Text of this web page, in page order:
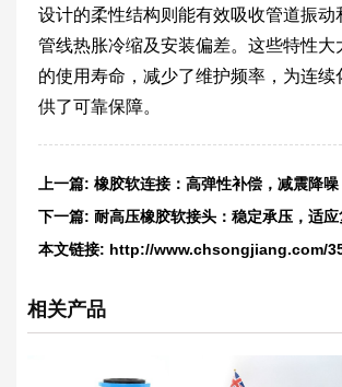
设计的柔性结构则能有效吸收管道振动
管线热胀冷缩及安装偏差。这些特性大
的使用寿命，减少了维护频率，为连续
供了可靠保障。
上一篇: 橡胶软连接：高弹性补偿，减震降
首选
下一篇: 耐高压橡胶软接头：稳定承压，适
本文链接: http://www.chsongjiang.com/
相关产品